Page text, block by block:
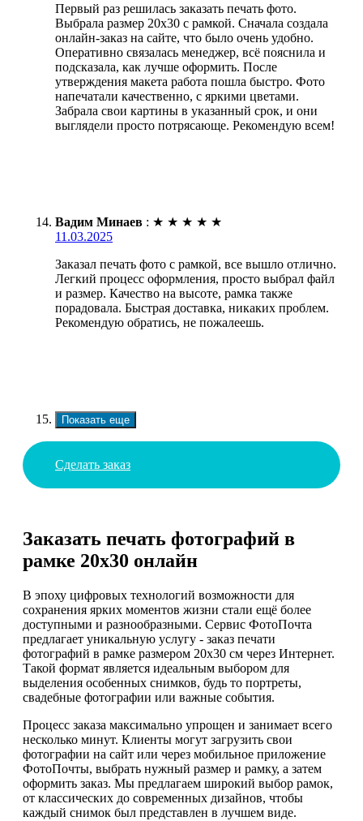
Первый раз решилась заказать печать фото.
Выбрала размер 20х30 с рамкой. Сначала создала
онлайн-заказ на сайте, что было очень удобно.
Оперативно связалась менеджер, всё пояснила и
подсказала, как лучше оформить. После
утверждения макета работа пошла быстро. Фото
напечатали качественно, с яркими цветами.
Забрала свои картины в указанный срок, и они
выглядели просто потрясающе. Рекомендую всем!
Вадим Минаев : ★ ★ ★ ★ ★
11.03.2025
Заказал печать фото с рамкой, все вышло отлично.
Легкий процесс оформления, просто выбрал файл
и размер. Качество на высоте, рамка также
порадовала. Быстрая доставка, никаких проблем.
Рекомендую обратись, не пожалеешь.
Показать еще
Сделать заказ
Заказать печать фотографий в
рамке 20х30 онлайн
В эпоху цифровых технологий возможности для
сохранения ярких моментов жизни стали ещё более
доступными и разнообразными. Сервис ФотоПочта
предлагает уникальную услугу - заказ печати
фотографий в рамке размером 20х30 см через Интернет.
Такой формат является идеальным выбором для
выделения особенных снимков, будь то портреты,
свадебные фотографии или важные события.
Процесс заказа максимально упрощен и занимает всего
несколько минут. Клиенты могут загрузить свои
фотографии на сайт или через мобильное приложение
ФотоПочты, выбрать нужный размер и рамку, а затем
оформить заказ. Мы предлагаем широкий выбор рамок,
от классических до современных дизайнов, чтобы
каждый снимок был представлен в лучшем виде.